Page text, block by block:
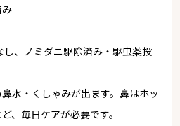
、ノミダニ駆除済み・駆虫薬投
水・くしゃみが出ます。鼻はホッ
、毎日ケアが必要です。